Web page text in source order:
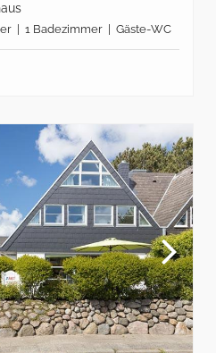
| 1 Badezimmer | Gäste-WC